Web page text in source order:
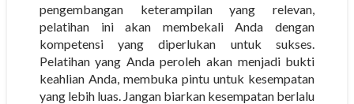
pengembangan keterampilan yang relevan,
pelatihan ini akan membekali Anda dengan
kompetensi yang diperlukan untuk sukses.
Pelatihan yang Anda peroleh akan menjadi bukti
keahlian Anda, membuka pintu untuk kesempatan
yang lebih luas. Jangan biarkan kesempatan berlalu